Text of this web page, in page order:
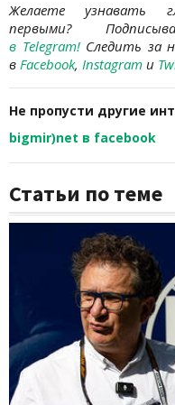
Желаете узнавать
первыми?
в Telegram! Следить за
в Facebook, Instagram и
Не пропусти другие
bigmir)net в facebook
Статьи по теме